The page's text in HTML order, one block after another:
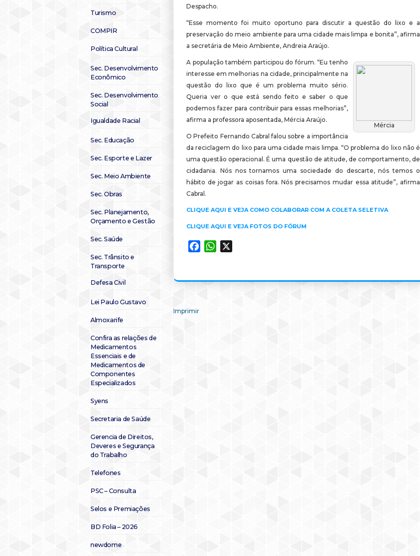
Turismo
COMPIR
Política Cultural
Sec. Desenvolvimento
Econômico
Sec. Desenvolvimento
Social
Igualdade Racial
Sec. Educação
Sec. Esporte e Lazer
Sec. Meio Ambiente
Sec. Obras
Sec. Planejamento,
Orçamento e Gestão
Sec. Saúde
Sec. Trânsito e
Transporte
Defesa Civil
Lei Paulo Gustavo
Almoxarife
Confira as relações de
Medicamentos
Essenciais e de
Medicamentos de
Componentes
Especializados
Syens
Secretaria de Saúde
Gerencia de Direitos,
Deveres e Segurança
do Trabalho
Telefones
PSC – Consulta
Selos e Premiações
BD Folia – 2026
newdome
Despacho.
“Esse momento foi muito oportuno para discutir a questão do lixo e a
preservação do meio ambiente para uma cidade mais limpa e bonita”, afirma
a secretária de Meio Ambiente, Andreia Araújo.
Mércia
A população também participou do fórum. “Eu tenho
interesse em melhorias na cidade, principalmente na
questão do lixo que é um problema muito sério.
Queria ver o que está sendo feito e saber o que
podemos fazer para contribuir para essas melhorias”,
afirma a professora aposentada, Mércia Araújo.
O Prefeito Fernando Cabral falou sobre a importância
da reciclagem do lixo para uma cidade mais limpa. “O problema do lixo não é
uma questão operacional. É uma questão de atitude, de comportamento, de
cidadania. Nós nos tornamos uma sociedade do descarte, nós temos o
hábito de jogar as coisas fora. Nós precisamos mudar essa atitude”, afirma
Cabral.
CLIQUE AQUI E VEJA COMO COLABORAR COM A COLETA SELETIVA
CLIQUE AQUI E VEJA FOTOS DO FÓRUM
FacebookWhatsApp
Imprimir